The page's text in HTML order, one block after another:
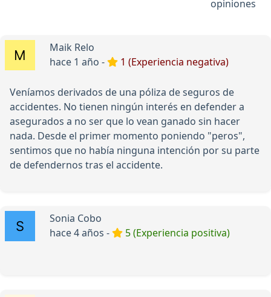
opiniones
Maik Relo
hace 1 año -
1 (Experiencia negativa)
Veníamos derivados de una póliza de seguros de
accidentes. No tienen ningún interés en defender a
asegurados a no ser que lo vean ganado sin hacer
nada. Desde el primer momento poniendo "peros",
sentimos que no había ninguna intención por su parte
de defendernos tras el accidente.
Sonia Cobo
hace 4 años -
5 (Experiencia positiva)